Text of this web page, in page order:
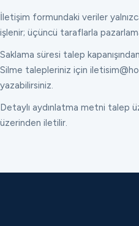
İletişim formundaki veriler
işlenir; üçüncü taraflarla
Saklama süresi talep
Silme talepleriniz için
yazabilirsiniz.
Detaylı aydınlatma metni talep
üzerinden iletilir.